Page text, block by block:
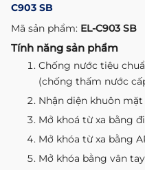
C903 SB
Mã sản phẩm: EL-C903 SB
Tính năng sản phẩm
Chống nước tiêu
(chống thấm nước
Nhận diện khuôn mặt
Mở khoá từ xa bằng
Mở khóa từ xa bằng
Mở khóa bằng vân tay